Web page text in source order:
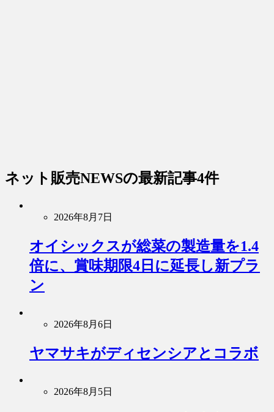
ネット販売NEWSの最新記事4件
2026年8月7日
オイシックスが総菜の製造量を1.4
倍に、賞味期限4日に延長し新プラ
ン
2026年8月6日
ヤマサキがディセンシアとコラボ
2026年8月5日